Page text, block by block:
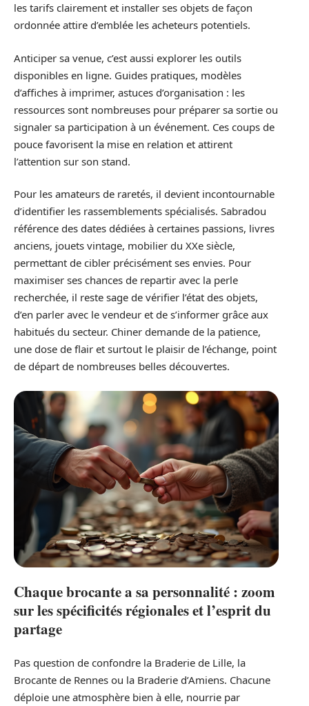
les tarifs clairement et installer ses objets de façon
ordonnée attire d’emblée les acheteurs potentiels.
Anticiper sa venue, c’est aussi explorer les outils
disponibles en ligne. Guides pratiques, modèles
d’affiches à imprimer, astuces d’organisation : les
ressources sont nombreuses pour préparer sa sortie ou
signaler sa participation à un événement. Ces coups de
pouce favorisent la mise en relation et attirent
l’attention sur son stand.
Pour les amateurs de raretés, il devient incontournable
d’identifier les rassemblements spécialisés. Sabradou
référence des dates dédiées à certaines passions, livres
anciens, jouets vintage, mobilier du XXe siècle,
permettant de cibler précisément ses envies. Pour
maximiser ses chances de repartir avec la perle
recherchée, il reste sage de vérifier l’état des objets,
d’en parler avec le vendeur et de s’informer grâce aux
habitués du secteur. Chiner demande de la patience,
une dose de flair et surtout le plaisir de l’échange, point
de départ de nombreuses belles découvertes.
Chaque brocante a sa personnalité : zoom
sur les spécificités régionales et l’esprit du
partage
Pas question de confondre la Braderie de Lille, la
Brocante de Rennes ou la Braderie d’Amiens. Chacune
déploie une atmosphère bien à elle, nourrie par